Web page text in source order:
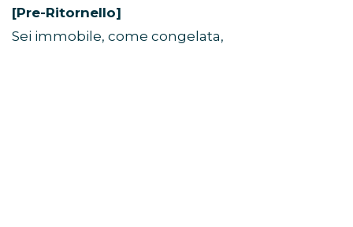
[Pre-Ritornello]
Sei immobile, come congelata,